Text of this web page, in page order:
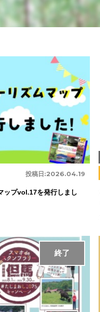
投稿日:2026.04.19
ップvol.17を発行しまし
終了